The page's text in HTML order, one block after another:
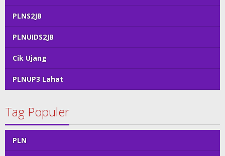
PLNS2JB
PLNUIDS2JB
Cik Ujang
PLNUP3 Lahat
Tag Populer
PLN